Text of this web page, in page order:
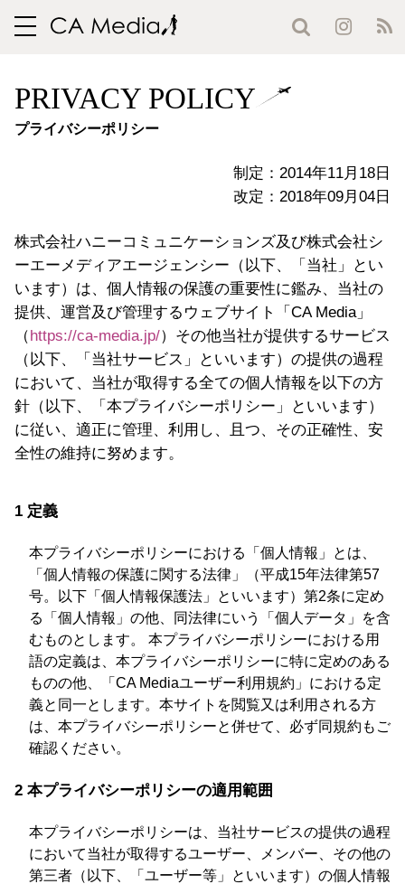
toggle
PRIVACY POLICY
プライバシーポリシー
制定：2014年11月18日
改定：2018年09月04日
株式会社ハニーコミュニケーションズ及び株式会社シ
ーエーメディアエージェンシー（以下、「当社」とい
います）は、個人情報の保護の重要性に鑑み、当社の
提供、運営及び管理するウェブサイト「CA Media」
（https://ca-media.jp/）その他当社が提供するサービス
（以下、「当社サービス」といいます）の提供の過程
において、当社が取得する全ての個人情報を以下の方
針（以下、「本プライバシーポリシー」といいます）
に従い、適正に管理、利用し、且つ、その正確性、安
全性の維持に努めます。
1 定義
本プライバシーポリシーにおける「個人情報」とは、
「個人情報の保護に関する法律」（平成15年法律第57
号。以下「個人情報保護法」といいます）第2条に定め
る「個人情報」の他、同法律にいう「個人データ」を含
むものとします。 本プライバシーポリシーにおける用
語の定義は、本プライバシーポリシーに特に定めのある
ものの他、「CA Mediaユーザー利用規約」における定
義と同一とします。本サイトを閲覧又は利用される方
は、本プライバシーポリシーと併せて、必ず同規約もご
確認ください。
2 本プライバシーポリシーの適用範囲
本プライバシーポリシーは、当社サービスの提供の過程
において当社が取得するユーザー、メンバー、その他の
第三者（以下、「ユーザー等」といいます）の個人情報